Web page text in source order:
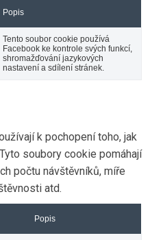
Popis
Tento soubor cookie používá
Facebook ke kontrole svých funkcí,
shromažďování jazykových
nastavení a sdílení stránek.
k pochopení toho, jak
soubory cookie pomáhají
počtu návštěvníků, míře
atd.
Popis